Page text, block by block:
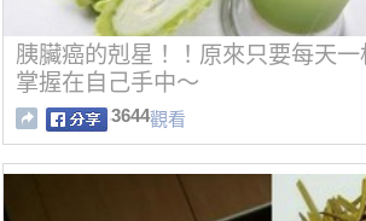
胰臟癌的剋星！！原來只要每天
掌握在自己手中～
3644觀看